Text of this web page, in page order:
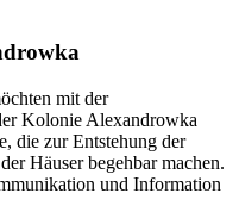
mit der
Kolonie Alexandrowka
die zur Entstehung der
Häuser begehbar machen.
und Information